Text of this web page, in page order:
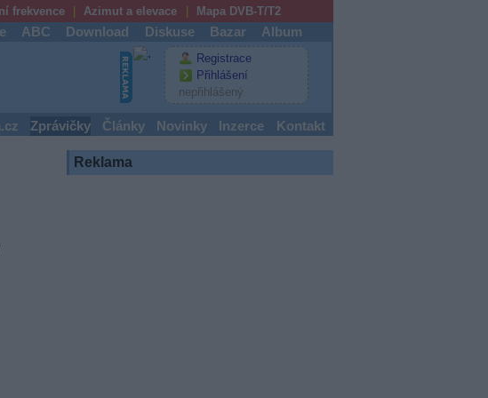
frekvence Azimut a elevace Mapa DVB-T/T2
ABC Download Diskuse Bazar Album
Registrace
Přihlášení
nepřihlášený
Zprávičky Články Novinky Inzerce Kontakt
Reklama